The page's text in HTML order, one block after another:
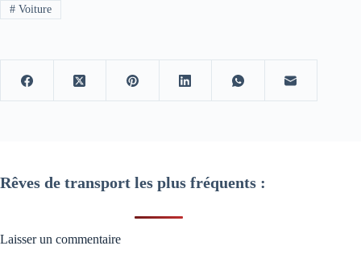
#Voiture
Rêves de transport les plus fréquents :
Laisser un commentaire